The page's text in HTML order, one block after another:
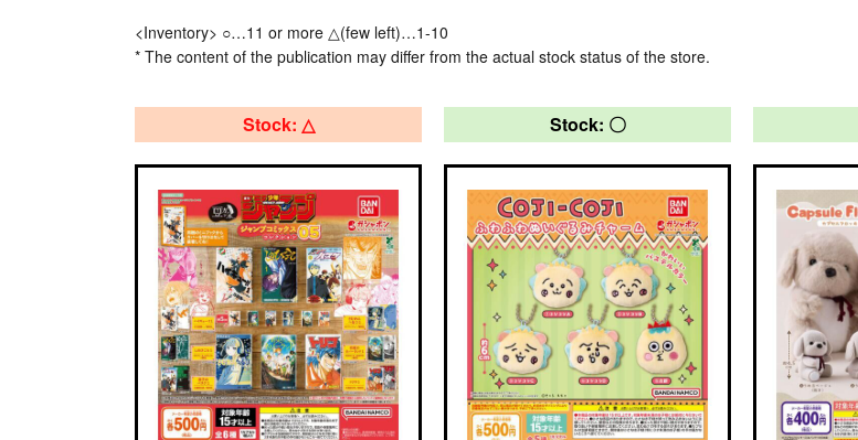
<Inventory> ○…11 or more △(few left)…1-10
* The content of the publication may differ from the actual stock status of the store.
Stock: △ Stock: 〇